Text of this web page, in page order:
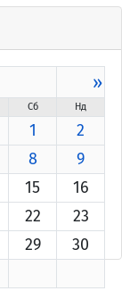
»
Сб Нд
1
2
8
9
15
16
22
23
29
30